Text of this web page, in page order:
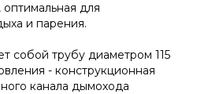
для
и парения.
собой трубу диаметром 115
- конструкционная
канала дымохода